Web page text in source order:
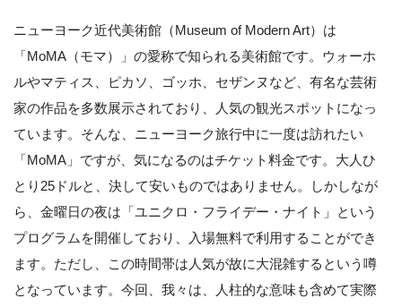
ニューヨーク近代美術館（Museum of Modern Art）は
「MoMA（モマ）」の愛称で知られる美術館です。ウォーホ
ルやマティス、ピカソ、ゴッホ、セザンヌなど、有名な芸術
家の作品を多数展示されており、人気の観光スポットになっ
ています。そんな、ニューヨーク旅行中に一度は訪れたい
「MoMA」ですが、気になるのはチケット料金です。大人ひ
とり25ドルと、決して安いものではありません。しかしなが
ら、金曜日の夜は「ユニクロ・フライデー・ナイト」という
プログラムを開催しており、入場無料で利用することができ
ます。ただし、この時間帯は人気が故に大混雑するという噂
となっています。今回、我々は、人柱的な意味も含めて実際